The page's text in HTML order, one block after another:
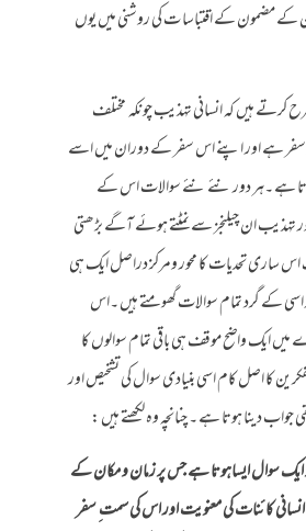
کے مضمون کے اقتباسا ت کی روشنی میں یوں
کرتے ہیں کہ انسانی تہذیب چونکہ مختلف
سفر ہے اور اپنے اس سفر کے دوران میں اسے
پڑتا ہے ۔ہر دور نئے نئے سوالات اس کے
ان چیلنجز سے نمٹتے ہوئے آگے بڑھتی
ساری تحدیات کا محور ومرکز دراصل ایک ہی
اسی کے گرد تمام سوالات گھومتے ہیں ۔اس
ایک واضح موقف ہی باقی تمام سوالوں کا
کا اصل کام اسی بنیادی سوال کی تشخیص اور
دینا ہوتا ہے ۔ چنانچہ وہ لکھتے ہیں :
سوال ایساہوتا ہے جس پر زمان و مکان کے
انسانی کائنات کی معنویت اور اس کی سمت ِ سفر